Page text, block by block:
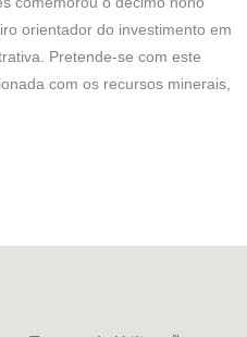
orientador do investimento em
Pretende-se com este
com os recursos minerais,